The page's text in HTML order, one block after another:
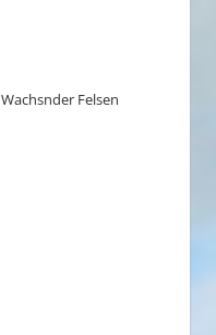
Wachsnder Felsen